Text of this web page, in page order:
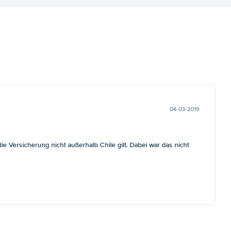
04-03-2019
Versicherung nicht außerhalb Chile gilt. Dabei war das nicht